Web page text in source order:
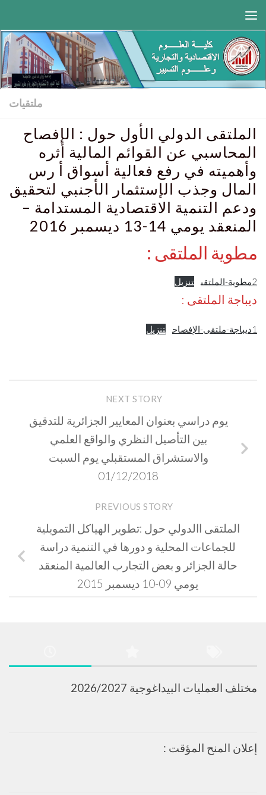
ملتقيات
الملتقى الدولي الأول حول : الإفصاح
المحاسبي عن القوائم المالية أثره
وأهميته في رفع فعالية أسواق أ رس
المال وجذب الإستثمار الأجنبي لتحقيق
ودعم التنمية الاقتصادية المستدامة –
المنعقد يومي 14-13 ديسمبر 2016
مطوية الملتقى :
2مطوية-الملتقى تنزيل
ديباجة الملتقى :
1ديباجة-ملتقى-الإفصاح تنزيل
NEXT STORY
يوم دراسي بعنوان المعايير الجزائرية للتدقيق
بين التأصيل النظري والواقع العلمي
والاستشراق المستقبلي يوم السبت
01/12/2018
PREVIOUS STORY
الملتقى االدولي حول :تطوير الهياكل التمويلية
للجماعات المحلية و دورها في التنمية دراسة
حالة الجزائر و بعض التجارب العالمية المنعقد
يومي 09-10 ديسمبر 2015
مختلف العمليات البيداغوجية 2026/2027
إعلان المنح المؤقت :